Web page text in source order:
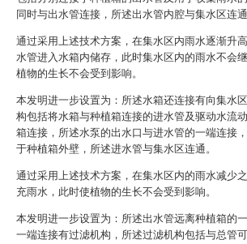
同时与出水管连接，所述出水管内腔与集水区连通
通过采用上述技术方案，在集水区内雨水逐渐升
水管进入水箱内储存，此时集水区内的雨水不会
植物的生长不会受到影响。
本发明进一步设置为：所述水箱还连接有向集水
构包括将水箱与种植箱连接的进水管及驱动水流
箱连接，所述水泵的出水口与进水管的一端连接
于种植箱外壁，所述进水管与集水区连通。
通过采用上述技术方案，在集水区内的雨水减少
充雨水，此时使植物的生长不会受到影响。
本发明进一步设置为：所述出水管远离种植箱的
一端连接有过滤机构，所述过滤机构包括与总管